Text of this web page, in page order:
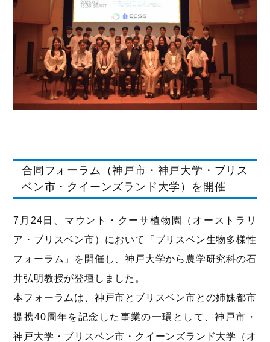
合同フォーラム（神戸市・神戸大学・ブリス
ベン市・クイーンズランド大学）を開催
7月24日、マウント・クーサ植物園（オーストラリ
ア・ブリスベン市）において「ブリスベン生物多様性
フォーラム」を開催し、神戸大学から農学研究科の石
井弘明教授が登壇しました。
本フォーラムは、神戸市とブリスベン市との姉妹都市
提携40周年を記念した事業の一環として、神戸市・
神戸大学・ブリスベン市・クイーンズランド大学（オ